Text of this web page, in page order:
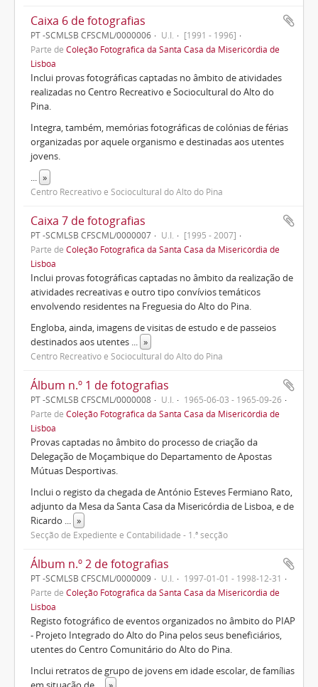
Caixa 6 de fotografias
PT -SCMLSB CFSCML/0000006 U.I.
[1991 - 1996]
Parte de Coleção Fotográfica da Santa Casa da Misericórdia de
Lisboa
Inclui provas fotográficas captadas no âmbito de atividades
realizadas no Centro Recreativo e Sociocultural do Alto do
Pina.
Integra, também, memórias fotográficas de colónias de férias
organizadas por aquele organismo e destinadas aos utentes
jovens.
... »
Centro Recreativo e Sociocultural do Alto do Pina
Caixa 7 de fotografias
PT -SCMLSB CFSCML/0000007 U.I.
[1995 - 2007]
Parte de Coleção Fotográfica da Santa Casa da Misericórdia de
Lisboa
Inclui provas fotográficas captadas no âmbito da realização de
atividades recreativas e outro tipo convívios temáticos
envolvendo residentes na Freguesia do Alto do Pina.
Engloba, ainda, imagens de visitas de estudo e de passeios
destinados aos utentes ... »
Centro Recreativo e Sociocultural do Alto do Pina
Álbum n.º 1 de fotografias
PT -SCMLSB CFSCML/0000008 U.I.
1965-06-03 - 1965-09-26
Parte de Coleção Fotográfica da Santa Casa da Misericórdia de
Lisboa
Provas captadas no âmbito do processo de criação da
Delegação de Moçambique do Departamento de Apostas
Mútuas Desportivas.
Inclui o registo da chegada de António Esteves Fermiano Rato,
adjunto da Mesa da Santa Casa da Misericórdia de Lisboa, e de
Ricardo ... »
Secção de Expediente e Contabilidade - 1.ª secção
Álbum n.º 2 de fotografias
PT -SCMLSB CFSCML/0000009 U.I.
1997-01-01 - 1998-12-31
Parte de Coleção Fotográfica da Santa Casa da Misericórdia de
Lisboa
Registo fotográfico de eventos organizados no âmbito do PIAP
- Projeto Integrado do Alto do Pina pelos seus beneficiários,
utentes do Centro Comunitário do Alto do Pina.
Inclui retratos de grupo de jovens em idade escolar, de famílias